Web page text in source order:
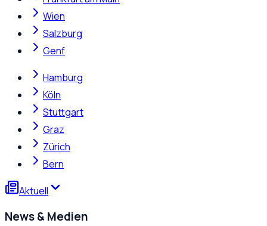
Wien
Salzburg
Genf
Hamburg
Köln
Stuttgart
Graz
Zürich
Bern
Aktuell
News & Medien